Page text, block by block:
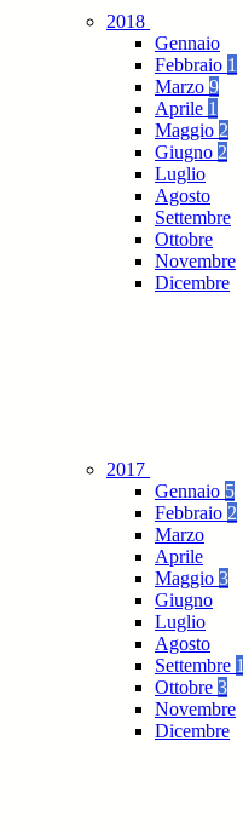
2018
Gennaio
Febbraio 1
Marzo 9
Aprile 1
Maggio 2
Giugno 2
Luglio
Agosto
Settembre
Ottobre
Novembre
Dicembre
2017
Gennaio 5
Febbraio 2
Marzo
Aprile
Maggio 3
Giugno
Luglio
Agosto
Settembre 1
Ottobre 3
Novembre
Dicembre